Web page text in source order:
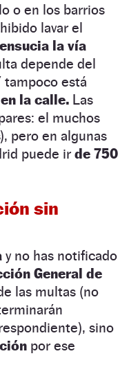
o en los barrios
lavar el
la vía
depende del
tampoco está
la calle. Las
el muchos
pero en algunas
puede ir de 750
sin
y no has notificado
General de
las multas (no
sino
por ese